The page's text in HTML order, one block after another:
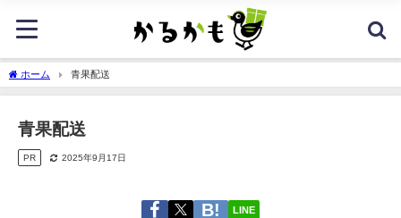
ホーム 青果配送
青果配送
PR 2025年9月17日
LINE